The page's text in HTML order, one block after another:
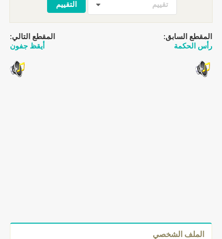
تقييم
المقطع السابق:
رأس الحكمة
المقطع التالي:
أيقظ جفون
الملف الشخصي